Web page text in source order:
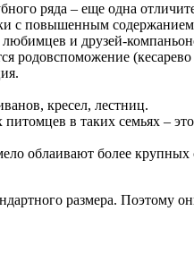
ряда – еще одна
с повышенным
любимцев и друзей-
родовспоможение (кесарево
кресел, лестниц.
в таких семьях – это
облаивают более
размера. Поэтому